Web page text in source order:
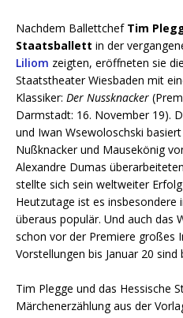
Nachdem Ballettchef Tim
Staatsballett in der
Liliom zeigten, eröffneten sie
Staatstheater Wiesbaden mit
Klassiker: Der Nussknacker
Darmstadt: 16. November 19).
und Iwan Wsewoloschski
Nußknacker und Mausekönig
Alexandre Dumas
stellte sich sein weltweiter
Heutzutage ist es insbesondere
überaus populär. Und auch das
schon vor der Premiere großes
Vorstellungen bis Januar 20
Tim Plegge und das Hessische
Märchenerzählung aus der